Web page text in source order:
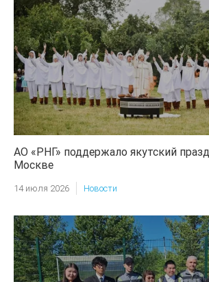
АО «РНГ» поддержало якутский
Москве
14 июля 2026 Новости